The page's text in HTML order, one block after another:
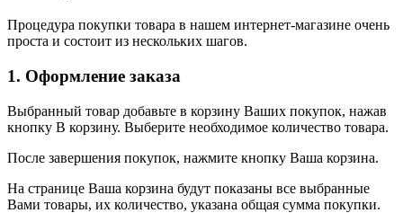
Процедура покупки товара в нашем интернет-магазине очень
проста и состоит из нескольких шагов.
1. Оформление заказа
Выбранный товар добавьте в корзину Ваших покупок, нажав
кнопку В корзину. Выберите необходимое количество товара.
После завершения покупок, нажмите кнопку Ваша корзина.
На странице Ваша корзина будут показаны все выбранные
Вами товары, их количество, указана общая сумма покупки.